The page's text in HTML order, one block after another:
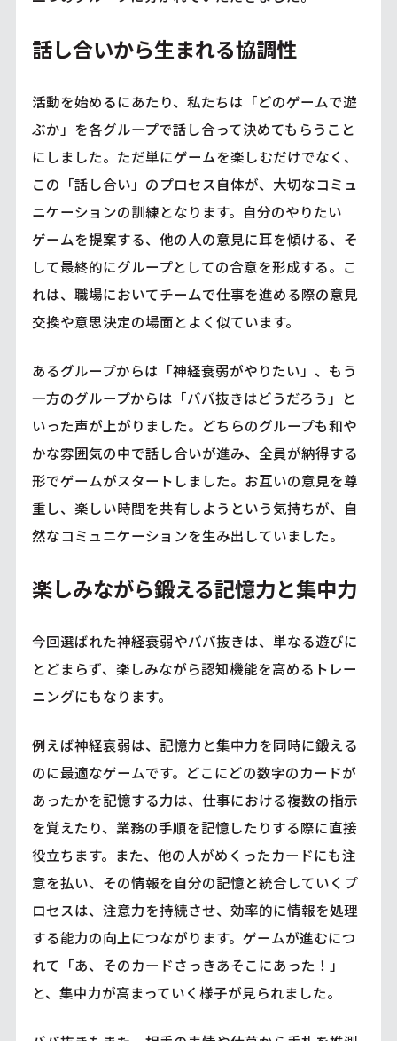
話し合いから生まれる協調性
活動を始めるにあたり、私たちは「どのゲームで遊
ぶか」を各グループで話し合って決めてもらうこと
にしました。ただ単にゲームを楽しむだけでなく、
この「話し合い」のプロセス自体が、大切なコミュ
ニケーションの訓練となります。自分のやりたい
ゲームを提案する、他の人の意見に耳を傾ける、そ
して最終的にグループとしての合意を形成する。こ
れは、職場においてチームで仕事を進める際の意見
交換や意思決定の場面とよく似ています。
あるグループからは「神経衰弱がやりたい」、もう
一方のグループからは「ババ抜きはどうだろう」と
いった声が上がりました。どちらのグループも和や
かな雰囲気の中で話し合いが進み、全員が納得する
形でゲームがスタートしました。お互いの意見を尊
重し、楽しい時間を共有しようという気持ちが、自
然なコミュニケーションを生み出していました。
楽しみながら鍛える記憶力と集中力
今回選ばれた神経衰弱やババ抜きは、単なる遊びに
とどまらず、楽しみながら認知機能を高めるトレー
ニングにもなります。
例えば神経衰弱は、記憶力と集中力を同時に鍛える
のに最適なゲームです。どこにどの数字のカードが
あったかを記憶する力は、仕事における複数の指示
を覚えたり、業務の手順を記憶したりする際に直接
役立ちます。また、他の人がめくったカードにも注
意を払い、その情報を自分の記憶と統合していくプ
ロセスは、注意力を持続させ、効率的に情報を処理
する能力の向上につながります。ゲームが進むにつ
れて「あ、そのカードさっきあそこにあった！」
と、集中力が高まっていく様子が見られました。